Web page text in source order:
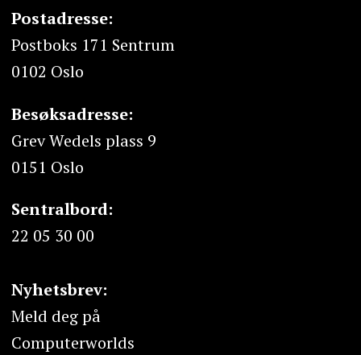
Postadresse:
Postboks 171 Sentrum
0102 Oslo
Besøksadresse:
Grev Wedels plass 9
0151 Oslo
Sentralbord:
22 05 30 00
Nyhetsbrev:
Meld deg på
Computerworlds